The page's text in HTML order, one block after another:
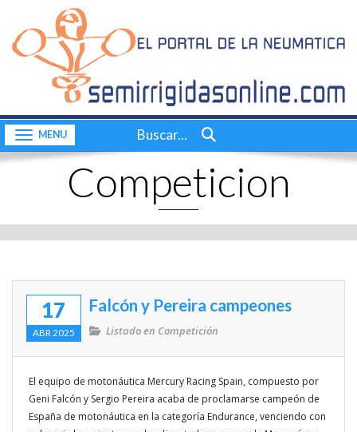
Inicio
CONTACTO
Quiénes somos
Consultas a bordo
Videos
Actualidad
Nuestras pruebas
Dossier
Consultas a bordo
Enlaces de interés
Competicion
Buscar...
Toggle navigation
Competicion
17
ABR 2025
Falcón y Pereira campeones
Listado en Competición
El equipo de motonáutica Mercury Racing Spain, compuesto por
Geni Falcón y Sergio Pereira acaba de proclamarse campeón de
España de motonáutica en la categoría Endurance, venciendo con